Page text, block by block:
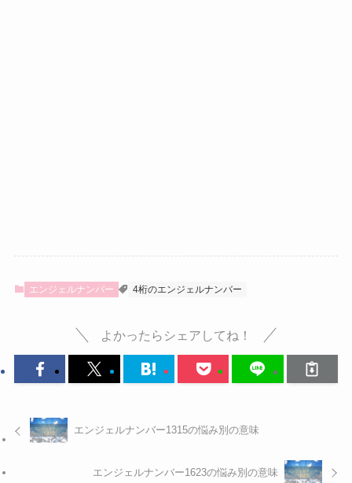
エンジェルナンバー 4桁のエンジェルナンバー
よかったらシェアしてね！
エンジェルナンバー1315の悩み別の意味
エンジェルナンバー1623の悩み別の意味